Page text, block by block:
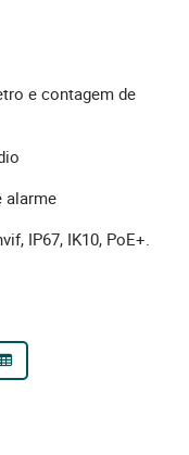
e contagem de
alarme
IP67, IK10, PoE+.